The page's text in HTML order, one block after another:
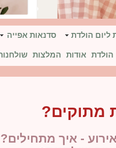
ליום הולדת סדנאות אפייה
הולדת אודות המלצות
מתוקים?
- איך מתחילים?